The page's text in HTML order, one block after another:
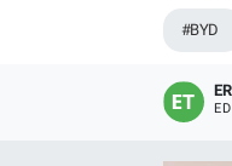
#BYD